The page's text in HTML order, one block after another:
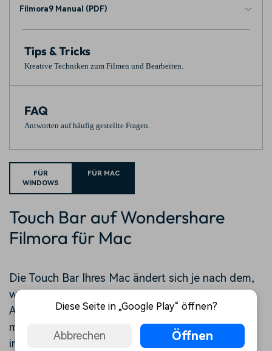
Filmora9 Manual (PDF)
Tips & Tricks
Kreative Techniken zum Filmen und Bearbeiten.
FAQ
Antworten auf häufig gestellte Fragen.
FÜR
WINDOWS
FÜR MAC
Touch Bar auf Wondershare
Filmora für Mac
Die Touch Bar Ihres Mac ändert sich je nach dem,
was Sie tun, und bietet Steuerelemente, um Ihre
Arbeit effizienter zu gestalten. Filmora arbeitet
mit Ihrer Touch-Leiste zusammen, um ein
intuitiveres Bearbeitungserlebnis zu bieten.
Diese Seite in „Google Play“ öffnen?
Abbrechen Öffnen